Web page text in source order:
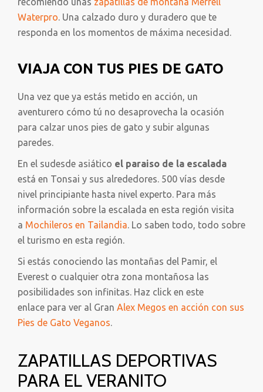
Waterpro. Una calzado duro y duradero que te
responda en los momentos de máxima necesidad.
VIAJA CON TUS PIES DE GATO
Una vez que ya estás metido en acción, un
aventurero cómo tú no desaprovecha la ocasión
para calzar unos pies de gato y subir algunas
paredes.
En el sudesde asiático el paraiso de la escalada
está en Tonsai y sus alrededores. 500 vías desde
nivel principiante hasta nivel experto. Para más
información sobre la escalada en esta región visita
a Mochileros en Tailandia. Lo saben todo, todo sobre
el turismo en esta región.
Si estás conociendo las montañas del Pamir, el
Everest o cualquier otra zona montañosa las
posibilidades son infinitas. Haz click en este
enlace para ver al Gran Alex Megos en acción con sus
Pies de Gato Veganos.
ZAPATILLAS DEPORTIVAS
PARA EL VERANITO